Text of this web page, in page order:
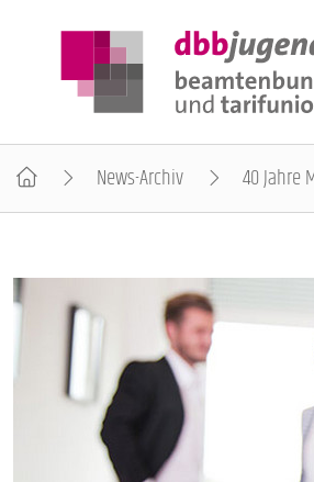
POSITIONEN
AUSBILDUNGSINFORMATIONEN
INTERNATIONALES
News-Archiv 40 Jahre